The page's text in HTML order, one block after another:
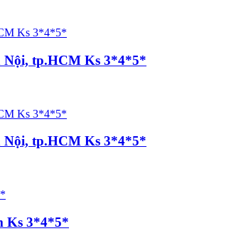
Nội, tp.HCM Ks 3*4*5*
Nội, tp.HCM Ks 3*4*5*
Ks 3*4*5*